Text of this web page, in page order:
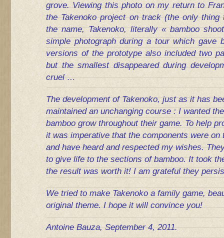
grove. Viewing this photo on my return to
theTakenokoproject on track (the only thing
the name, Takenoko, literally « bamboo
simple photograph during a tour which gave
versions of the prototype also included two
but the smallest disappeared during
cruel …
The development of Takenoko, just as it has
maintained an unchanging course : I wanted
bamboo grow throughout their game. To help
it was imperative that the components were on
and have heard and respected my wishes.
to give life to the sections of bamboo. It took
the result was worth it! I am grateful they
We tried to make Takenoko a family game,
original theme. I hope it will convince you!
Antoine Bauza, September 4, 2011.